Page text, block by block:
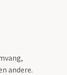
andere.